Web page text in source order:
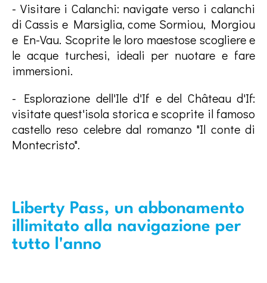
- Visitare i Calanchi: navigate verso i calanchi
di Cassis e Marsiglia, come Sormiou, Morgiou
e En-Vau. Scoprite le loro maestose scogliere e
le acque turchesi, ideali per nuotare e fare
immersioni.
- Esplorazione dell'Ile d'If e del Château d'If:
visitate quest'isola storica e scoprite il famoso
castello reso celebre dal romanzo "Il conte di
Montecristo".
Liberty Pass, un abbonamento
illimitato alla navigazione per
tutto l'anno